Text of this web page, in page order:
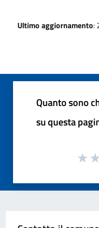
Ultimo aggiornamento:
Quanto sono
su questa